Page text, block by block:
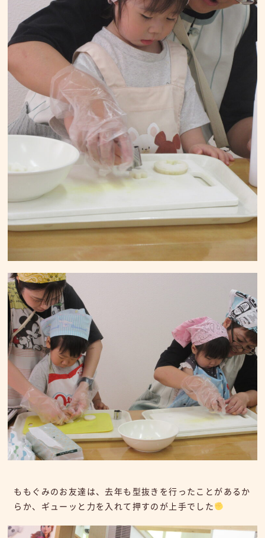
ももぐみのお友達は、去年も型抜きを行ったことがあるか
らか、ギューッと力を入れて押すのが上手でした